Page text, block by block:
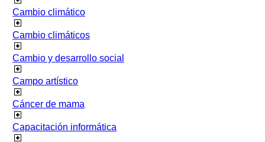
Cambio climático
Cambio climáticos
Cambio y desarrollo social
Campo artístico
Cáncer de mama
Capacitación informática